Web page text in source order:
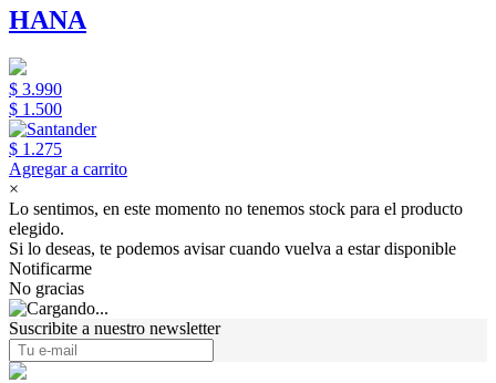
HANA
$ 3.990
$ 1.500
$ 1.275
Agregar a carrito
×
Lo sentimos, en este momento no tenemos stock para el producto
elegido.
Si lo deseas, te podemos avisar cuando vuelva a estar disponible
Notificarme
No gracias
Suscribite a nuestro newsletter